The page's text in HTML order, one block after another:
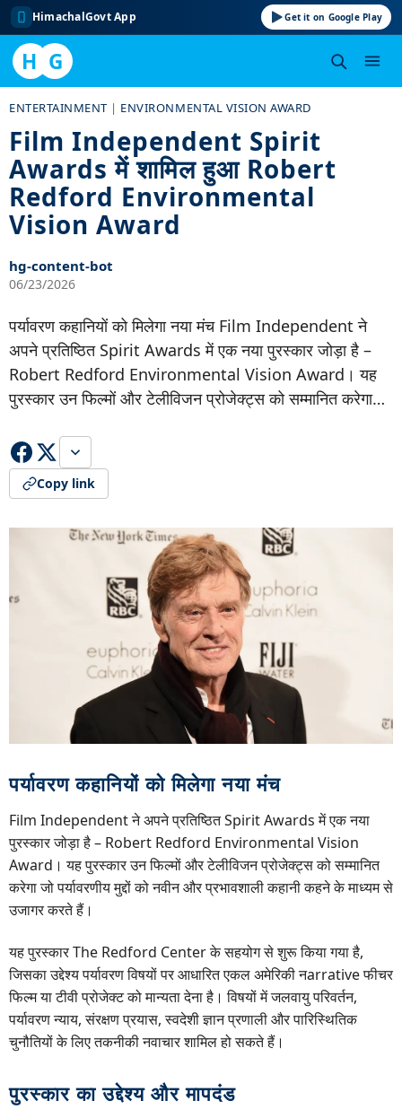
HimachalGovt App Get it on Google Play
H G
content
ENTERTAINMENT | ENVIRONMENTAL VISION AWARD
Film Independent Spirit
Awards में शामिल हुआ Robert
Redford Environmental
Vision Award
hg-content-bot
06/23/2026
पर्यावरण कहानियों को मिलेगा नया मंच Film Independent ने
अपने प्रतिष्ठित Spirit Awards में एक नया पुरस्कार जोड़ा है –
Robert Redford Environmental Vision Award। यह
पुरस्कार उन फिल्मों और टेलीविजन प्रोजेक्ट्स को सम्मानित करेगा…
Copy link
पर्यावरण कहानियों को मिलेगा नया मंच
Film Independent ने अपने प्रतिष्ठित Spirit Awards में एक नया
पुरस्कार जोड़ा है – Robert Redford Environmental Vision
Award। यह पुरस्कार उन फिल्मों और टेलीविजन प्रोजेक्ट्स को सम्मानित
करेगा जो पर्यावरणीय मुद्दों को नवीन और प्रभावशाली कहानी कहने के माध्यम से
उजागर करते हैं।
यह पुरस्कार The Redford Center के सहयोग से शुरू किया गया है,
जिसका उद्देश्य पर्यावरण विषयों पर आधारित एकल अमेरिकी नarrative फीचर
फिल्म या टीवी प्रोजेक्ट को मान्यता देना है। विषयों में जलवायु परिवर्तन,
पर्यावरण न्याय, संरक्षण प्रयास, स्वदेशी ज्ञान प्रणाली और पारिस्थितिक
चुनौतियों के लिए तकनीकी नवाचार शामिल हो सकते हैं।
पुरस्कार का उद्देश्य और मापदंड